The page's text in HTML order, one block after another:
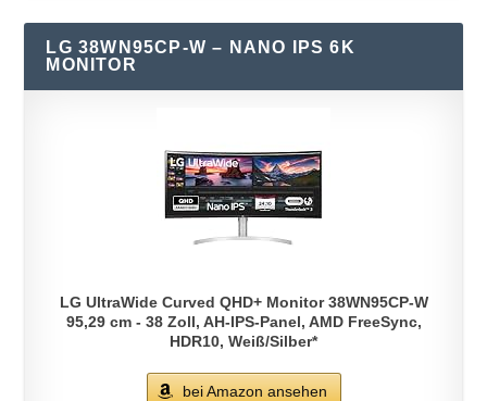
LG 38WN95CP-W – NANO IPS 6K
MONITOR
LG UltraWide Curved QHD+ Monitor 38WN95CP-W
95,29 cm - 38 Zoll, AH-IPS-Panel, AMD FreeSync,
HDR10, Weiß/Silber*
bei Amazon ansehen